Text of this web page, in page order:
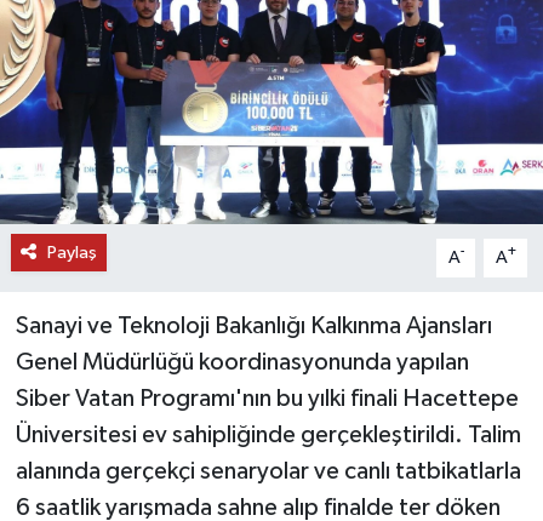
Paylaş A- A+
Sanayi ve Teknoloji Bakanlığı Kalkınma Ajansları
Genel Müdürlüğü koordinasyonunda yapılan
Siber Vatan Programı'nın bu yılki finali Hacettepe
Üniversitesi ev sahipliğinde gerçekleştirildi. Talim
alanında gerçekçi senaryolar ve canlı tatbikatlarla
6 saatlik yarışmada sahne alıp finalde ter döken
EĞİTİM
TURİZM
RÖPORTAJ
VİDEO HABERLER
MAGAZİN